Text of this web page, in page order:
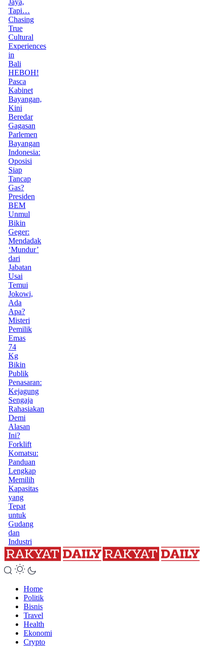
Tapi…
Chasing
True
Cultural
Experiences
in
Bali
HEBOH!
Pasca
Kabinet
Bayangan,
Kini
Beredar
Gagasan
Parlemen
Bayangan
Indonesia:
Oposisi
Siap
Tancap
Gas?
Presiden
BEM
Unmul
Bikin
Geger:
Mendadak
‘Mundur’
dari
Jabatan
Usai
Temui
Jokowi,
Ada
Apa?
Misteri
Pemilik
Emas
74
Kg
Bikin
Publik
Penasaran:
Kejagung
Sengaja
Rahasiakan
Demi
Alasan
Ini?
Forklift
Komatsu:
Panduan
Lengkap
Memilih
Kapasitas
yang
Tepat
untuk
Gudang
dan
Industri
Home
Politik
Bisnis
Travel
Health
Ekonomi
Crypto